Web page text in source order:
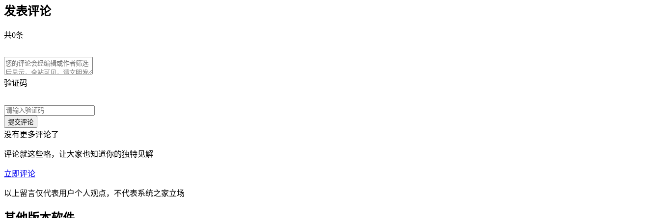
发表评论
共0条
验证码
没有更多评论了
评论就这些咯，让大家也知道你的独特见解
立即评论
以上留言仅代表用户个人观点，不代表系统之家立场